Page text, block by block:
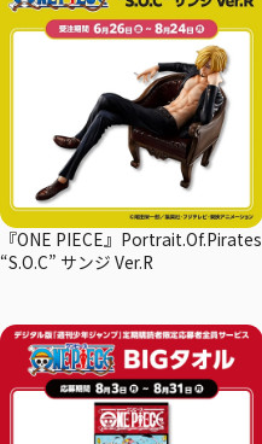
『ONE PIECE』Portrait.Of.Pirates
“S.O.C” サンジ Ver.R